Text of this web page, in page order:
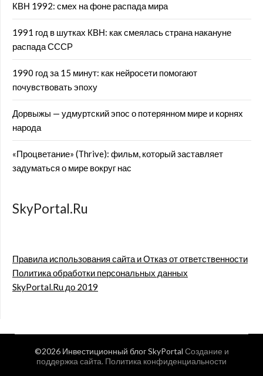
КВН 1992: смех на фоне распада мира
1991 год в шутках КВН: как смеялась страна накануне
распада СССР
1990 год за 15 минут: как нейросети помогают
почувствовать эпоху
Дорвыжы — удмуртский эпос о потерянном мире и корнях
народа
«Процветание» (Thrive): фильм, который заставляет
задуматься о мире вокруг нас
SkyPortal.Ru
Правила использования сайта и Отказ от ответственности
Политика обработки персональных данных
SkyPortal.Ru до 2019
©2026 Инвестиционный блог SkyPortal Создание и
поддержка сайта. Политика конфиденциальности